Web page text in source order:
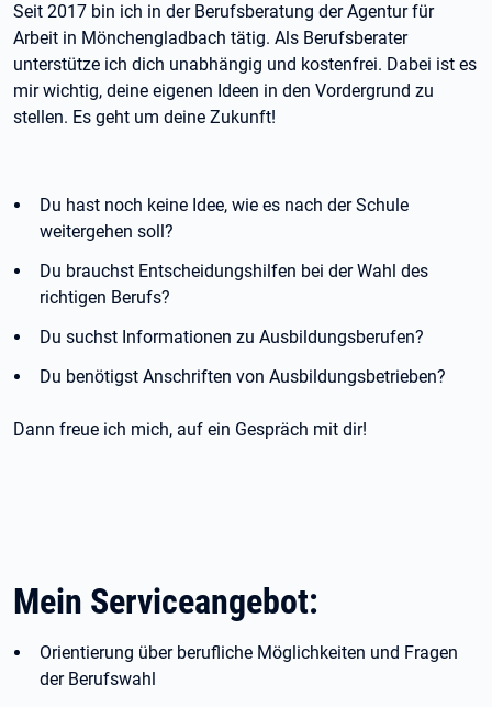
Seit 2017 bin ich in der Berufsberatung der Agentur für
Arbeit in Mönchengladbach tätig. Als Berufsberater
unterstütze ich dich unabhängig und kostenfrei. Dabei ist es
mir wichtig, deine eigenen Ideen in den Vordergrund zu
stellen. Es geht um deine Zukunft!
Du hast noch keine Idee, wie es nach der Schule
weitergehen soll?
Du brauchst Entscheidungshilfen bei der Wahl des
richtigen Berufs?
Du suchst Informationen zu Ausbildungsberufen?
Du benötigst Anschriften von Ausbildungsbetrieben?
Dann freue ich mich, auf ein Gespräch mit dir!
Mein Serviceangebot:
Orientierung über berufliche Möglichkeiten und Fragen
der Berufswahl